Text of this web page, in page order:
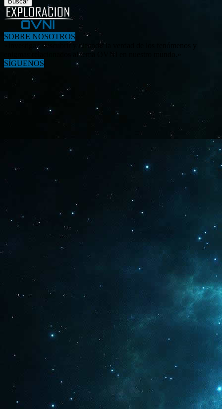
SOBRE NOSOTROS
«Investigar, descubrir y difundir la verdad de los fenómenos y
enigmas relacionados al tema OVNI en nuestro mundo.»
SÍGUENOS